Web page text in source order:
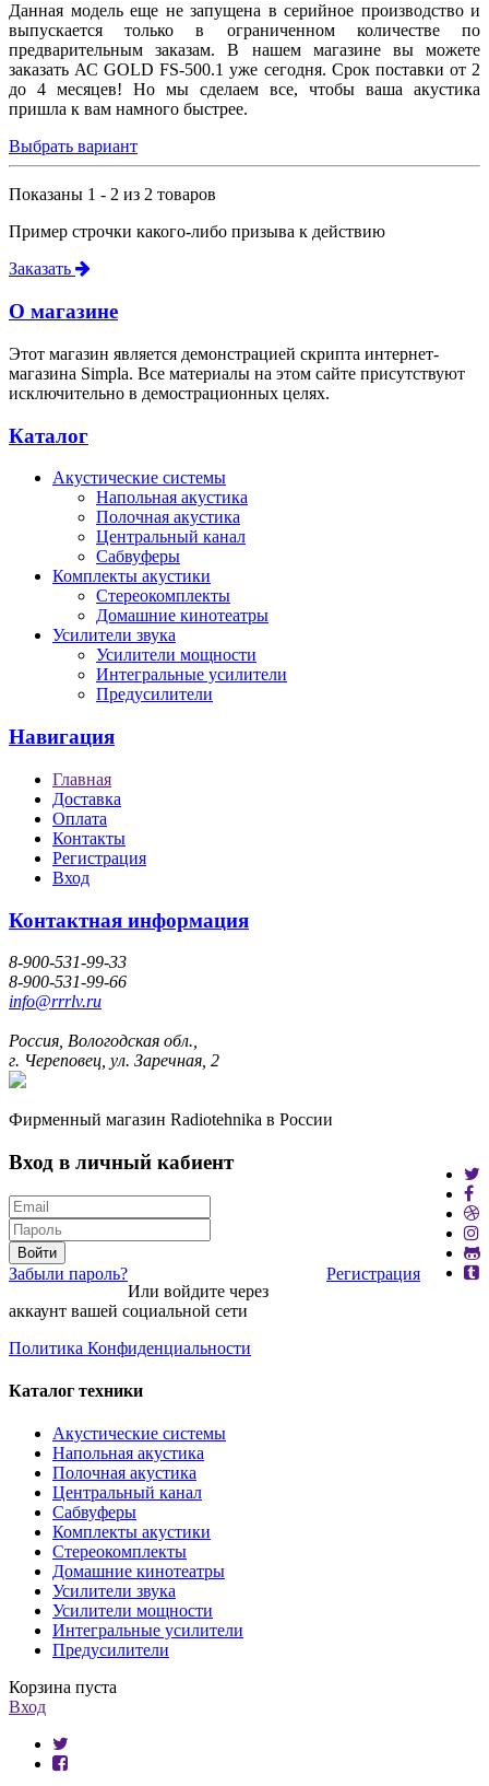
Данная модель еще не запущена в серийное производство и
выпускается только в ограниченном количестве по
предварительным заказам. В нашем магазине вы можете
заказать АС GOLD FS-500.1 уже сегодня. Срок поставки от 2
до 4 месяцев! Но мы сделаем все, чтобы ваша акустика
пришла к вам намного быстрее.
Выбрать вариант
Показаны 1 - 2 из 2 товаров
Пример строчки какого-либо призыва к действию
Заказать
О магазине
Этот магазин является демонстрацией скрипта интернет-
магазина Simpla. Все материалы на этом сайте присутствуют
исключительно в демострационных целях.
Каталог
Акустические системы
Напольная акустика
Полочная акустика
Центральный канал
Сабвуферы
Комплекты акустики
Стереокомплекты
Домашние кинотеатры
Усилители звука
Усилители мощности
Интегральные усилители
Предусилители
Навигация
Главная
Доставка
Оплата
Контакты
Регистрация
Вход
Контактная информация
8-900-531-99-33
8-900-531-99-66
info@rrrlv.ru
Россия, Вологодская обл.,
г. Череповец, ул. Заречная, 2
Фирменный магазин Radiotehnika в России
Вход в личный кабиент
Войти
Забыли пароль?
Регистрация
Или войдите через
аккаунт вашей социальной сети
Политика Конфиденциальности
Каталог техники
Акустические системы
Напольная акустика
Полочная акустика
Центральный канал
Сабвуферы
Комплекты акустики
Стереокомплекты
Домашние кинотеатры
Усилители звука
Усилители мощности
Интегральные усилители
Предусилители
Корзина пуста
Вход